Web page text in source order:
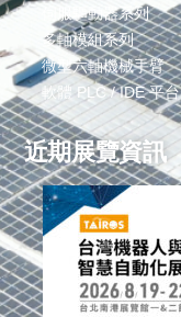
伺服驅動器系列
多軸模組系列
微型六軸機械手臂
軟體 PLC / IDE 平台
近期展覽資訊